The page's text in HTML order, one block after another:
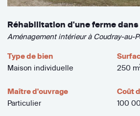
Réhabilitation d'une ferme dans
Aménagement intérieur à Coudray-au-
Type de bien
Maison individuelle
250 m
Maître d'ouvrage
Particulier
Coût
100